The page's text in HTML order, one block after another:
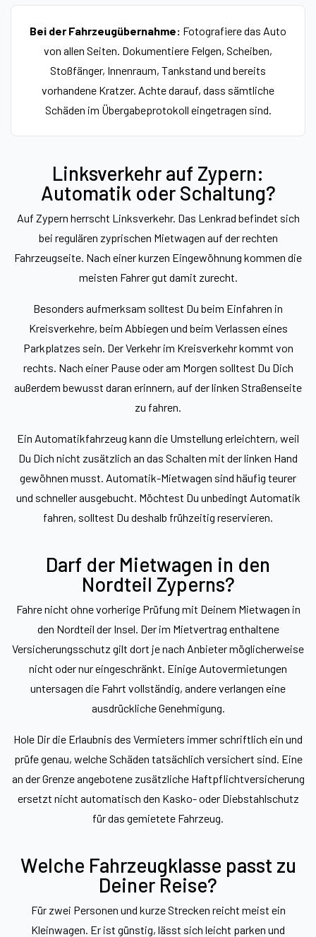
Bei der Fahrzeugübernahme: Fotografiere das Auto
von allen Seiten. Dokumentiere Felgen, Scheiben,
Stoßfänger, Innenraum, Tankstand und bereits
vorhandene Kratzer. Achte darauf, dass sämtliche
Schäden im Übergabeprotokoll eingetragen sind.
Linksverkehr auf Zypern:
Automatik oder Schaltung?
Auf Zypern herrscht Linksverkehr. Das Lenkrad befindet sich
bei regulären zyprischen Mietwagen auf der rechten
Fahrzeugseite. Nach einer kurzen Eingewöhnung kommen die
meisten Fahrer gut damit zurecht.
Besonders aufmerksam solltest Du beim Einfahren in
Kreisverkehre, beim Abbiegen und beim Verlassen eines
Parkplatzes sein. Der Verkehr im Kreisverkehr kommt von
rechts. Nach einer Pause oder am Morgen solltest Du Dich
außerdem bewusst daran erinnern, auf der linken Straßenseite
zu fahren.
Ein Automatikfahrzeug kann die Umstellung erleichtern, weil
Du Dich nicht zusätzlich an das Schalten mit der linken Hand
gewöhnen musst. Automatik-Mietwagen sind häufig teurer
und schneller ausgebucht. Möchtest Du unbedingt Automatik
fahren, solltest Du deshalb frühzeitig reservieren.
Darf der Mietwagen in den
Nordteil Zyperns?
Fahre nicht ohne vorherige Prüfung mit Deinem Mietwagen in
den Nordteil der Insel. Der im Mietvertrag enthaltene
Versicherungsschutz gilt dort je nach Anbieter möglicherweise
nicht oder nur eingeschränkt. Einige Autovermietungen
untersagen die Fahrt vollständig, andere verlangen eine
ausdrückliche Genehmigung.
Hole Dir die Erlaubnis des Vermieters immer schriftlich ein und
prüfe genau, welche Schäden tatsächlich versichert sind. Eine
an der Grenze angebotene zusätzliche Haftpflichtversicherung
ersetzt nicht automatisch den Kasko- oder Diebstahlschutz
für das gemietete Fahrzeug.
Welche Fahrzeugklasse passt zu
Deiner Reise?
Für zwei Personen und kurze Strecken reicht meist ein
Kleinwagen. Er ist günstig, lässt sich leicht parken und